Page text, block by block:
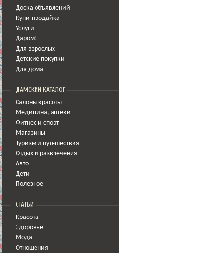
Доска объявлений
Купи-продайка
Услуги
Даром!
Для взрослых
Детские покупки
Для дома
ДАМСКИЙ КАТАЛОГ
Салоны красоты
Медицина, аптеки
Фитнес и спорт
Магазины
Туризм и путешествия
Отдых и развлечения
Авто
Дети
Полезное
СТАТЬИ
Красота
Здоровье
Мода
Отношения